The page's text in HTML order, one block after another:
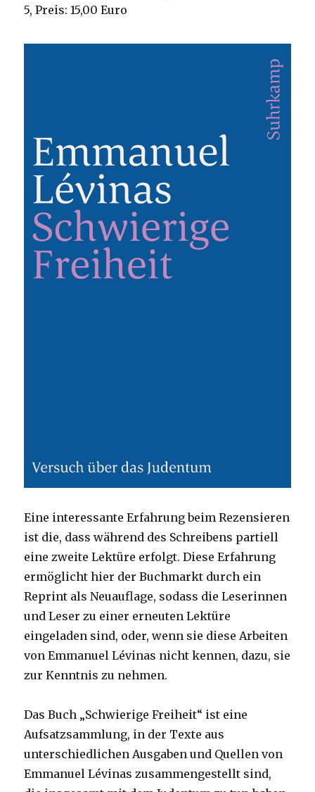
5, Preis: 15,00 Euro
Eine interessante Erfahrung beim Rezensieren
ist die, dass während des Schreibens partiell
eine zweite Lektüre erfolgt. Diese Erfahrung
ermöglicht hier der Buchmarkt durch ein
Reprint als Neuauflage, sodass die Leserinnen
und Leser zu einer erneuten Lektüre
eingeladen sind, oder, wenn sie diese Arbeiten
von Emmanuel Lévinas nicht kennen, dazu, sie
zur Kenntnis zu nehmen.
Das Buch „Schwierige Freiheit“ ist eine
Aufsatzsammlung, in der Texte aus
unterschiedlichen Ausgaben und Quellen von
Emmanuel Lévinas zusammengestellt sind,